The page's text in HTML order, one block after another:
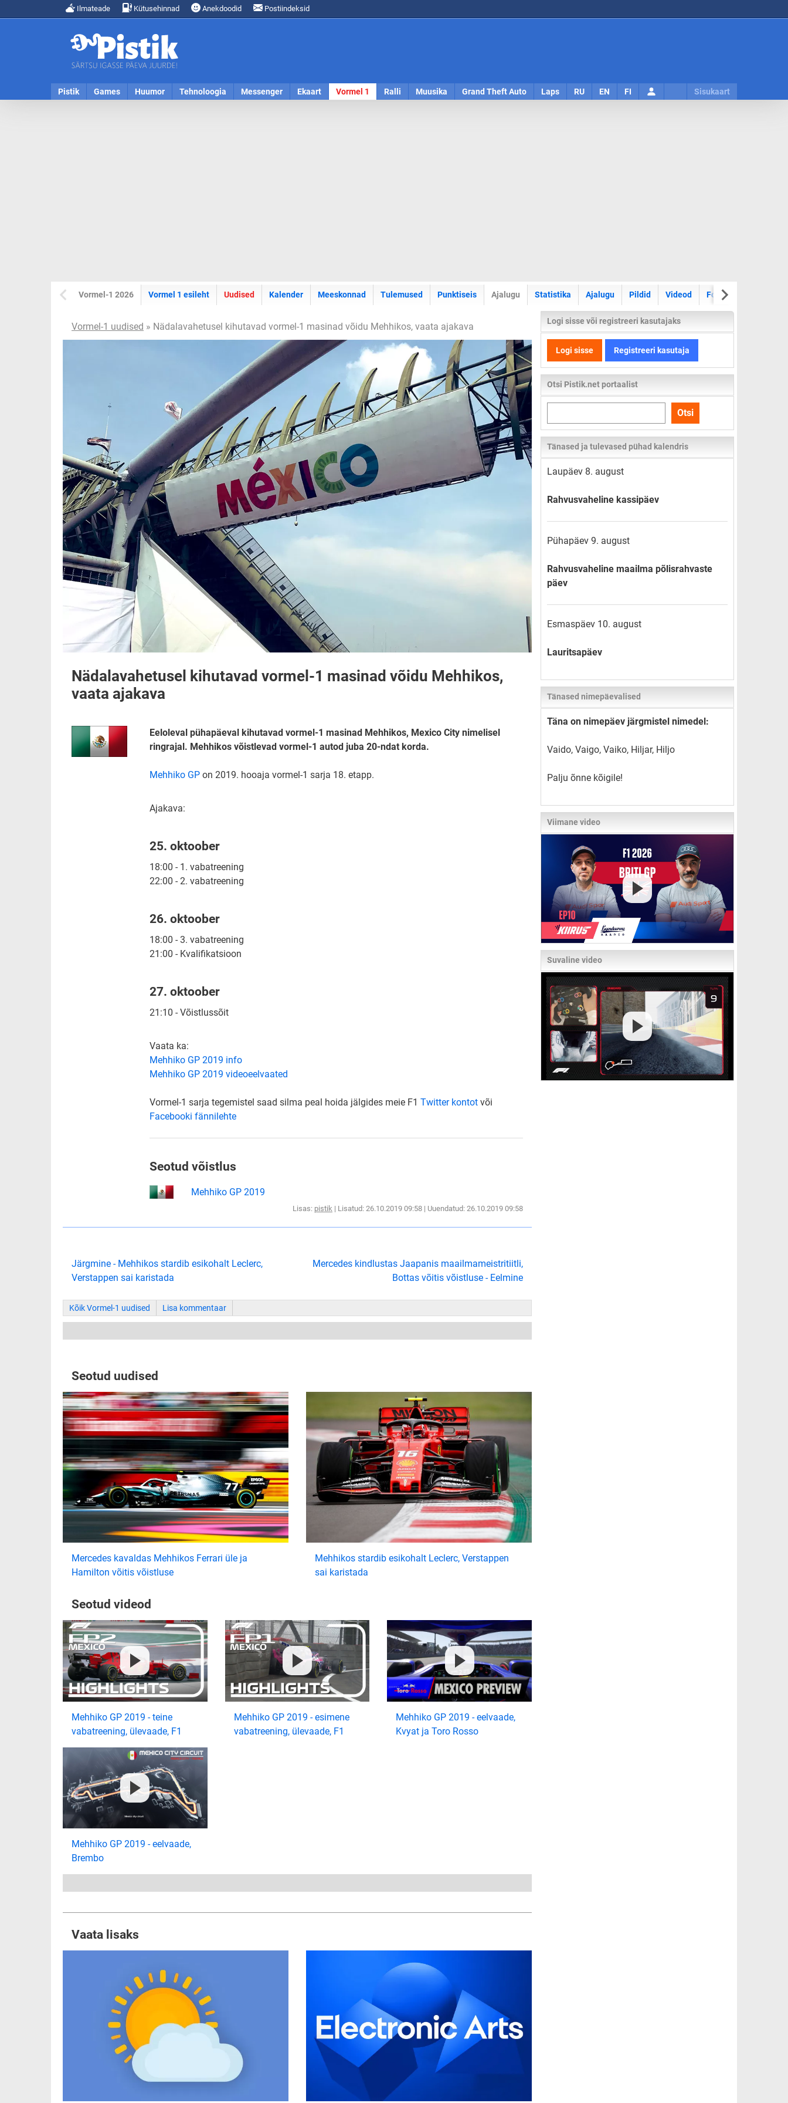
Ilmateade Kütusehinnad Anekdoodid Postiindeksid
Pistik Games Huumor Tehnoloogia Messenger Ekaart Vormel 1 Ralli Muusika Grand Theft Auto Laps RU EN FI Sisukaart
Vormel-1 2026 Vormel 1 esileht Uudised Kalender Meeskonnad Tulemused Punktiseis Ajalugu Statistika Ajalugu Pildid Videod Foorum
Vormel-1 uudised » Nädalavahetusel kihutavad vormel-1 masinad võidu Mehhikos, vaata ajakava
Nädalavahetusel kihutavad vormel-1 masinad võidu Mehhikos,
vaata ajakava
Eeloleval pühapäeval kihutavad vormel-1 masinad Mehhikos, Mexico City nimelisel
ringrajal. Mehhikos võistlevad vormel-1 autod juba 20-ndat korda.
Mehhiko GP on 2019. hooaja vormel-1 sarja 18. etapp.
Ajakava:
25. oktoober
18:00 - 1. vabatreening
22:00 - 2. vabatreening
26. oktoober
18:00 - 3. vabatreening
21:00 - Kvalifikatsioon
27. oktoober
21:10 - Võistlussõit
Vaata ka:
Mehhiko GP 2019 info
Mehhiko GP 2019 videoeelvaated
Vormel-1 sarja tegemistel saad silma peal hoida jälgides meie F1Twitter kontot või
Facebooki fännilehte
Seotud võistlus
Mehhiko GP 2019
Lisas: pistik | Lisatud: 26.10.2019 09:58 | Uuendatud: 26.10.2019 09:58
Järgmine - Mehhikos stardib esikohalt Leclerc,
Verstappen sai karistada
Mercedes kindlustas Jaapanis maailmameistritiitli,
Bottas võitis võistluse - Eelmine
Kõik Vormel-1 uudised Lisa kommentaar
Seotud uudised
Mercedes kavaldas Mehhikos Ferrari üle ja
Hamilton võitis võistluse
Mehhikos stardib esikohalt Leclerc, Verstappen
sai karistada
Seotud videod
Mehhiko GP 2019 - teine
vabatreening, ülevaade, F1
Mehhiko GP 2019 - esimene
vabatreening, ülevaade, F1
Mehhiko GP 2019 - eelvaade,
Kvyat ja Toro Rosso
Mehhiko GP 2019 - eelvaade,
Brembo
Vaata lisaks
Logi sisse või registreeri kasutajaks
Logi sisse Registreeri kasutaja
Otsi Pistik.net portaalist
kogu
lehelt
Otsi
Tänased ja tulevased pühad kalendris
Laupäev 8. august
Rahvusvaheline kassipäev
Pühapäev 9. august
Rahvusvaheline maailma põlisrahvaste
päev
Esmaspäev 10. august
Lauritsapäev
Tänased nimepäevalised
Täna on nimepäev järgmistel nimedel:
Vaido, Vaigo, Vaiko, Hiljar, Hiljo
Palju õnne kõigile!
Viimane video
Suvaline video